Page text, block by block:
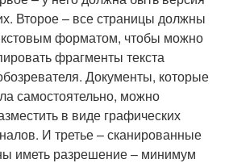
Второе – все страницы должны
форматом, чтобы можно
фрагменты текста
Документы, которые
самостоятельно, можно
в виде графических
И третье – сканированные
иметь разрешение – минимум